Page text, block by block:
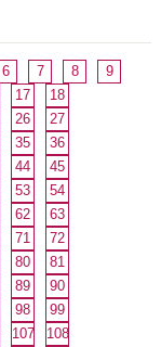
6 7 8
9
17
18
26
27
35
36
44
45
53
54
62
63
71
72
80
81
89
90
98
99
107
108